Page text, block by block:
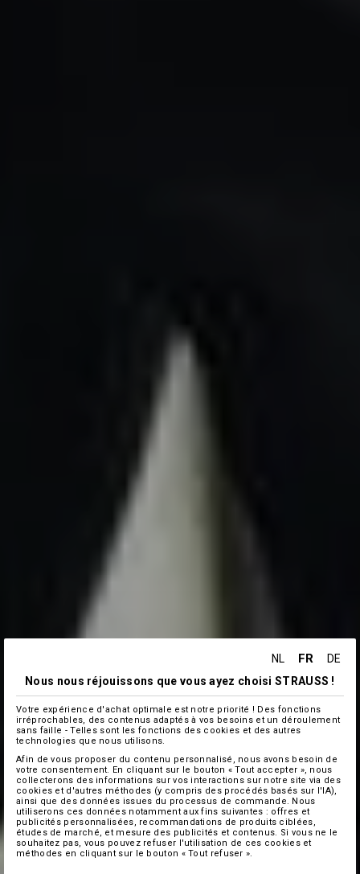
NL FR
DE
Nous nous réjouissons que vous ayez choisi STRAUSS !
Votre expérience d'achat optimale est notre priorité ! Des fonctions
irréprochables, des contenus adaptés à vos besoins et un déroulement
sans faille - Telles sont les fonctions des cookies et des autres
technologies que nous utilisons.
Afin de vous proposer du contenu personnalisé, nous avons besoin de
votre consentement. En cliquant sur le bouton « Tout accepter », nous
collecterons des informations sur vos interactions sur notre site via des
cookies et d'autres méthodes (y compris des procédés basés sur l'IA),
ainsi que des données issues du processus de commande. Nous
utiliserons ces données notamment aux fins suivantes : offres et
publicités personnalisées, recommandations de produits ciblées,
études de marché, et mesure des publicités et contenus. Si vous ne le
souhaitez pas, vous pouvez refuser l'utilisation de ces cookies et
méthodes en cliquant sur le bouton « Tout refuser ».